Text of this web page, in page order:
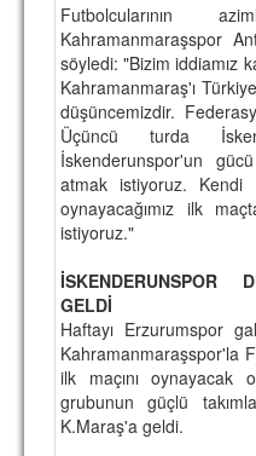
YÖNETİM KURULU
PERSONEL
SPONSORLAR
TARİHÇE
TARİHİ BAŞARILAR
BASINDAN
KUPA MAÇLARI
ESKi BAŞKANLAR
ESKİ HOCALAR
Futbolcularının
Kahramanmaraşspor
söyledi: "Bizim iddiamız
Kahramanmaraş'ı
düşüncemizdir.
Üçüncü turda
İskenderunspor'un
atmak istiyoruz.
oynayacağımız ilk
istiyoruz."
İSKENDERUNSPOR
GELDİ
Haftayı Erzurumspor
Kahramanmaraşspor'la
ilk maçını
grubunun güçlü
K.Maraş'a geldi.